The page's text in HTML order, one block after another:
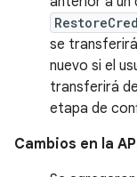
se
nuevo si el
transferirá
etapa de
Cambios en la